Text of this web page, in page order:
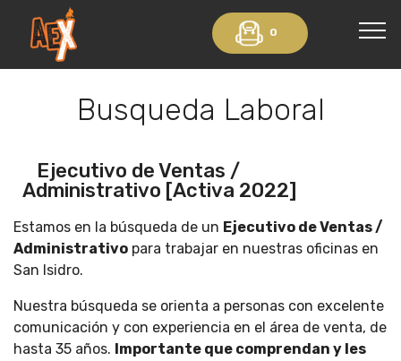
0
Busqueda Laboral
Ejecutivo de Ventas /
Administrativo [Activa 2022]
Estamos en la búsqueda de un Ejecutivo de Ventas /
Administrativo para trabajar en nuestras oficinas en
San Isidro.
Nuestra búsqueda se orienta a personas con excelente
comunicación y con experiencia en el área de venta, de
hasta 35 años. Importante que comprendan y les